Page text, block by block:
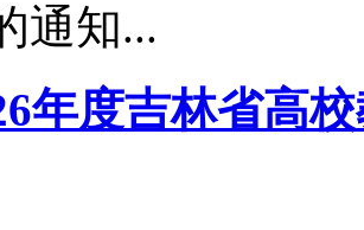
通知...
年度吉林省高